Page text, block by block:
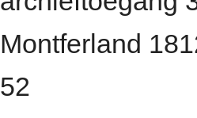
Montferland
52